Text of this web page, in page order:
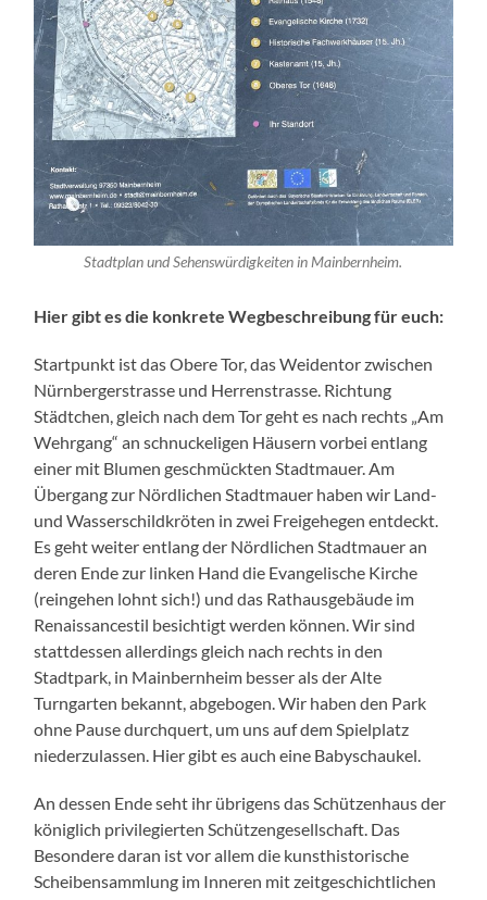
Stadtplan und Sehenswürdigkeiten in Mainbernheim.
Hier gibt es die konkrete Wegbeschreibung für euch:
Startpunkt ist das Obere Tor, das Weidentor zwischen
Nürnbergerstrasse und Herrenstrasse. Richtung
Städtchen, gleich nach dem Tor geht es nach rechts „Am
Wehrgang“ an schnuckeligen Häusern vorbei entlang
einer mit Blumen geschmückten Stadtmauer. Am
Übergang zur Nördlichen Stadtmauer haben wir Land-
und Wasserschildkröten in zwei Freigehegen entdeckt.
Es geht weiter entlang der Nördlichen Stadtmauer an
deren Ende zur linken Hand die Evangelische Kirche
(reingehen lohnt sich!) und das Rathausgebäude im
Renaissancestil besichtigt werden können. Wir sind
stattdessen allerdings gleich nach rechts in den
Stadtpark, in Mainbernheim besser als der Alte
Turngarten bekannt, abgebogen. Wir haben den Park
ohne Pause durchquert, um uns auf dem Spielplatz
niederzulassen. Hier gibt es auch eine Babyschaukel.
An dessen Ende seht ihr übrigens das Schützenhaus der
königlich privilegierten Schützengesellschaft. Das
Besondere daran ist vor allem die kunsthistorische
Scheibensammlung im Inneren mit zeitgeschichtlichen